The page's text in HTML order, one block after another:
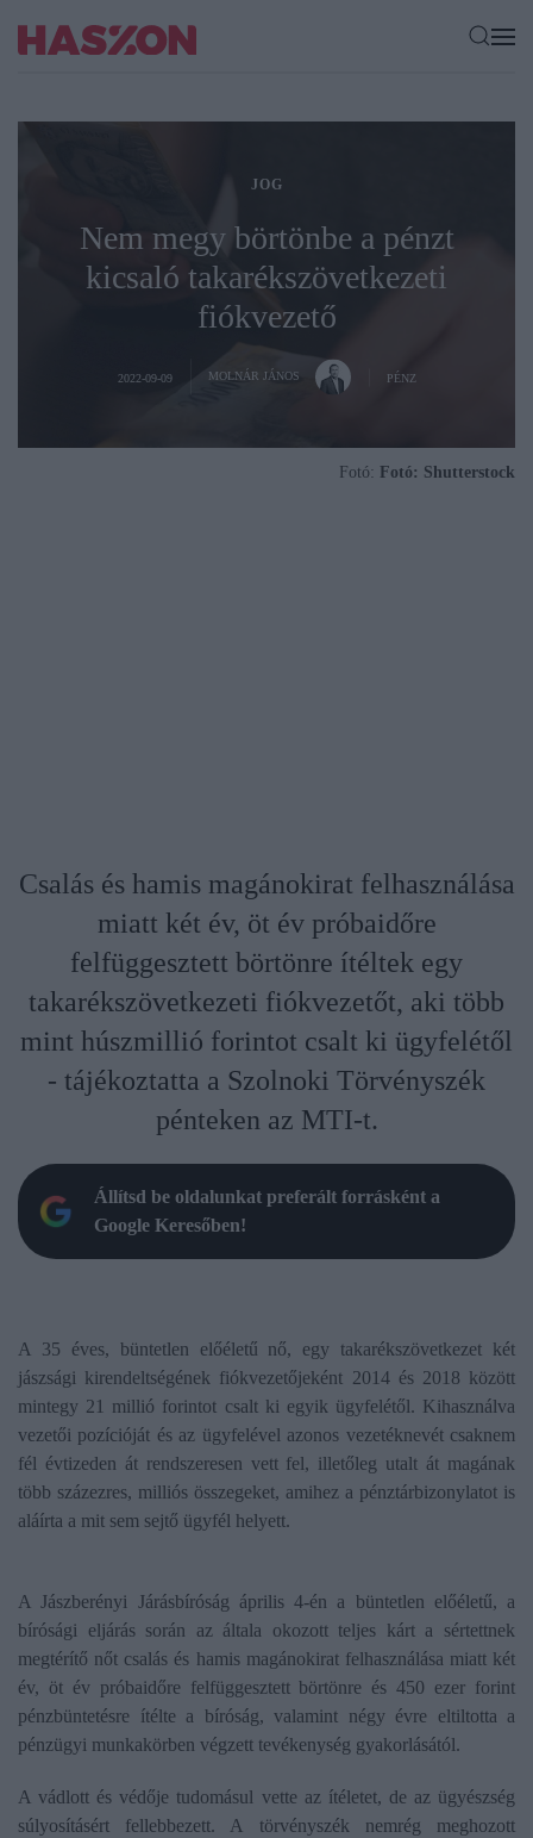
JOG
Nem megy börtönbe a pénzt
kicsaló takarékszövetkezeti
fiókvezető
2022-09-09 MOLNÁR JÁNOS PÉNZ
Fotó: Fotó: Shutterstock
Csalás és hamis magánokirat felhasználása
miatt két év, öt év próbaidőre
felfüggesztett börtönre ítéltek egy
takarékszövetkezeti fiókvezetőt, aki több
mint húszmillió forintot csalt ki ügyfelétől
- tájékoztatta a Szolnoki Törvényszék
pénteken az MTI-t.
Állítsd be oldalunkat preferált forrásként a
Google Keresőben!
A 35 éves, büntetlen előéletű nő, egy takarékszövetkezet két
jászsági kirendeltségének fiókvezetőjeként 2014 és 2018 között
mintegy 21 millió forintot csalt ki egyik ügyfelétől. Kihasználva
vezetői pozícióját és az ügyfelével azonos vezetéknevét csaknem
fél évtizeden át rendszeresen vett fel, illetőleg utalt át magának
több százezres, milliós összegeket, amihez a pénztárbizonylatot is
aláírta a mit sem sejtő ügyfél helyett.
A Jászberényi Járásbíróság április 4-én a büntetlen előéletű, a
bírósági eljárás során az általa okozott teljes kárt a sértettnek
megtérítő nőt csalás és hamis magánokirat felhasználása miatt két
év, öt év próbaidőre felfüggesztett börtönre és 450 ezer forint
pénzbüntetésre ítélte a bíróság, valamint négy évre eltiltotta a
pénzügyi munkakörben végzett tevékenység gyakorlásától.
A vádlott és védője tudomásul vette az ítéletet, de az ügyészség
súlyosításért fellebbezett. A törvényszék nemrég meghozott